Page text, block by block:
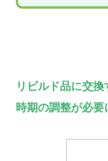
リビルド品に交
時期の調整が必要